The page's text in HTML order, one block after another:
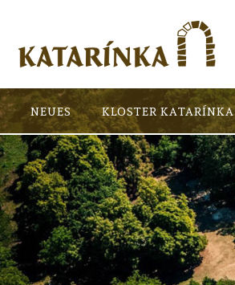
NEUES KLOSTER KATARÍNKA